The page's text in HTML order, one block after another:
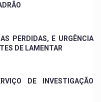
PERDIDAS, E URGÊNCIA
DE LAMENTAR
DE INVESTIGAÇÃO